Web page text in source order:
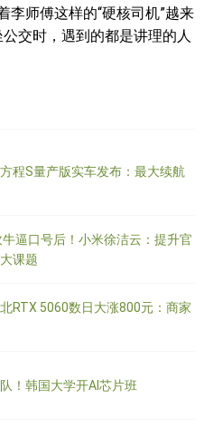
李师傅这样的“硬核司机”越来
交时，遇到的都是讲理的人
程S量产版实车发布：最大续航
逼口号后！小米徐洁云：提升官
课题
RTX 5060数日大涨800元：商家
！韩国大学开AI芯片班